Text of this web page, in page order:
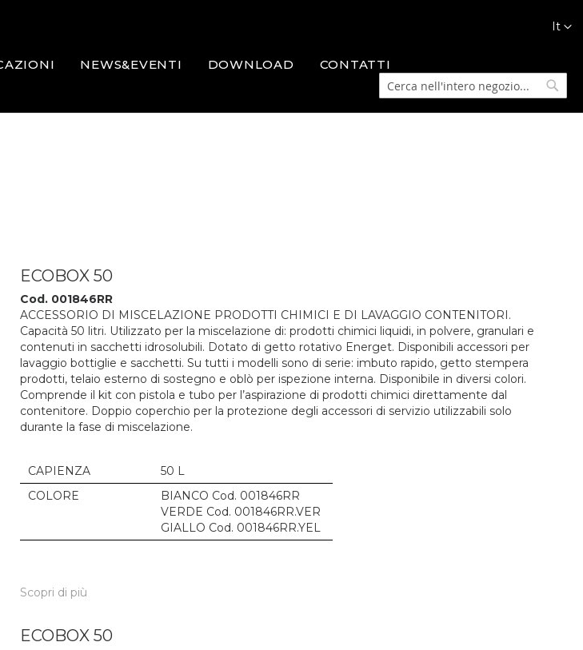
Lingua
It
NEWS&EVENTI DOWNLOAD CONTATTI
Cerca
ECOBOX 50
Cod. 001846RR
ACCESSORIO DI MISCELAZIONE PRODOTTI CHIMICI E DI LAVAGGIO CONTENITORI.
Capacità 50 litri. Utilizzato per la miscelazione di: prodotti chimici liquidi, in polvere, granulari e
contenuti in sacchetti idrosolubili. Dotato di getto rotativo Energet. Disponibili accessori per
lavaggio bottiglie e sacchetti. Su tutti i modelli sono di serie: imbuto rapido, getto stempera
prodotti, telaio esterno di sostegno e oblò per ispezione interna. Disponibile in diversi colori.
Comprende il kit con pistola e tubo per l’aspirazione di prodotti chimici direttamente dal
contenitore. Doppio coperchio per la protezione degli accessori di servizio utilizzabili solo
durante la fase di miscelazione.
CAPIENZA
50 L
COLORE
BIANCO Cod. 001846RR
VERDE Cod. 001846RR.VER
GIALLO Cod. 001846RR.YEL
Scopri di più
ECOBOX 50